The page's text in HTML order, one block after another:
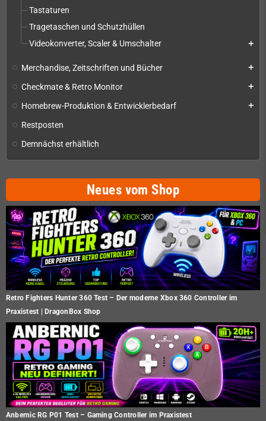
Tastaturen
Tragetaschen und Schutzhüllen
Videokonverter, Scaler & Umschalter
add
Merchandise, Zeitschriften und Bücher add
Checkmate & Retro Monitor add
Homebrew-Produktion & Entwicklerbedarf add
Restposten
Demnächst erhältlich
Neues vom Shop
Retro Fighters Hunter 360 Test – Der moderne Xbox 360 Controller im
Praxistest | DragonBox Shop
Anbernic RG P01 Test – Gaming Controller im Praxistest